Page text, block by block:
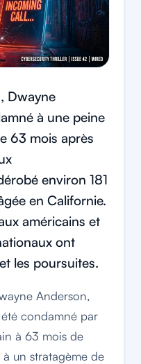
Dwayne
à une peine
63 mois après
environ 181
en Californie.
américains et
ont
les poursuites.
Anderson,
condamné par
à 63 mois de
un stratagème de